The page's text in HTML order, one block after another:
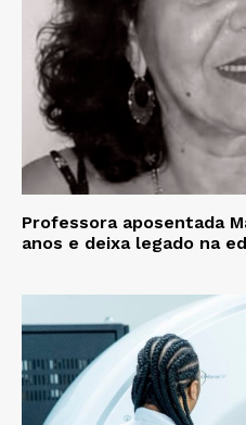
Professora aposentada
anos e deixa legado na